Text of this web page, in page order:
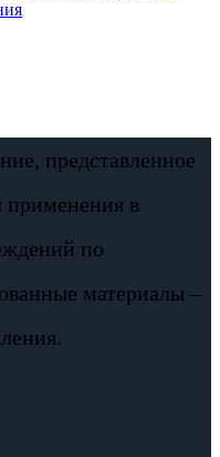
представленное
применения в
по
материалы –